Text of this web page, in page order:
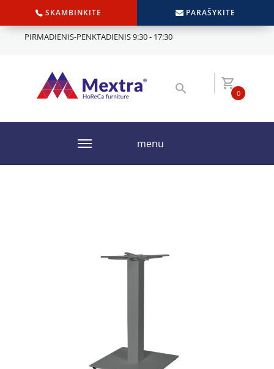
SKAMBINKITE PARAŠYKITE
PIRMADIENIS-PENKTADIENIS 9:30 - 17:30
0
menu